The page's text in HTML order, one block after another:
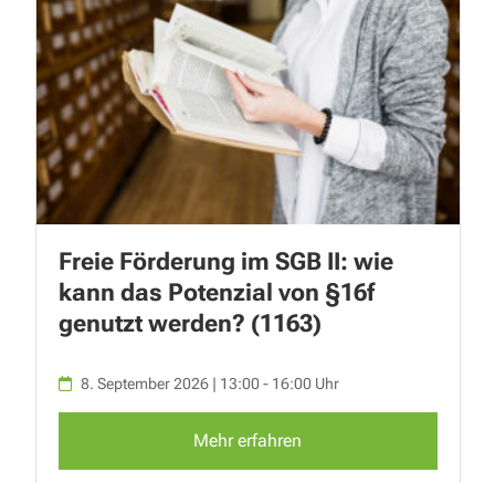
Freie Förderung im SGB II: wie
kann das Potenzial von §16f
genutzt werden? (1163)
8. September 2026 | 13:00 - 16:00 Uhr
Mehr erfahren